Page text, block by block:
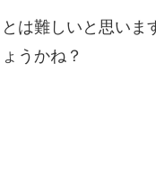
は難しいと思いま
うかね？